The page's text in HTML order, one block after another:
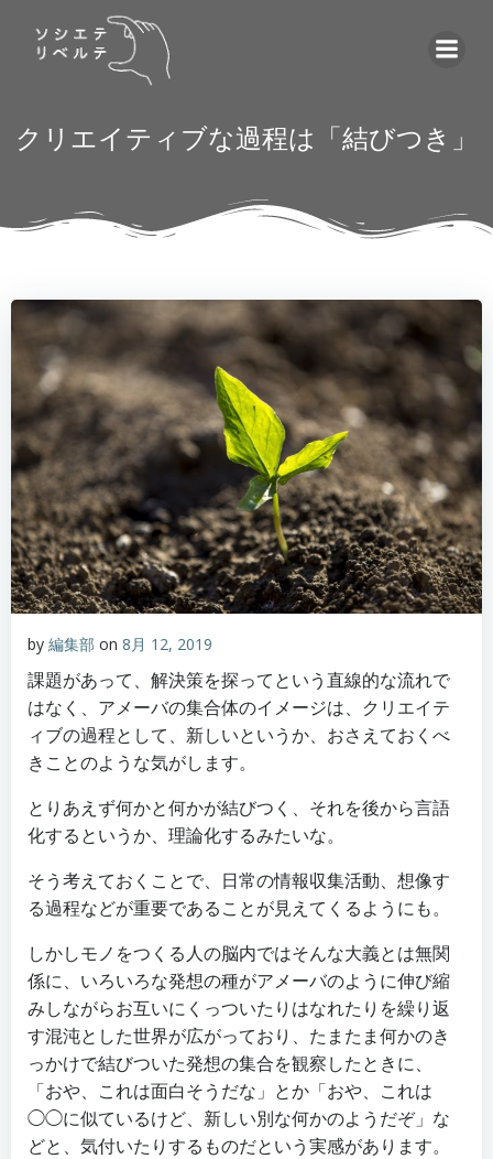
へ
キ
ッ
クリエイティブな過程は「結びつき」
by 編集部 on 8月 12, 2019
課題があって、解決策を探ってという直線的な流れで
はなく、アメーバの集合体のイメージは、クリエイテ
ィブの過程として、新しいというか、おさえておくべ
きことのような気がします。
とりあえず何かと何かが結びつく、それを後から言語
化するというか、理論化するみたいな。
そう考えておくことで、日常の情報収集活動、想像す
る過程などが重要であることが見えてくるようにも。
しかしモノをつくる人の脳内ではそんな大義とは無関
係に、いろいろな発想の種がアメーバのように伸び縮
みしながらお互いにくっついたりはなれたりを繰り返
す混沌とした世界が広がっており、たまたま何かのき
っかけで結びついた発想の集合を観察したときに、
「おや、これは面白そうだな」とか「おや、これは
◯◯に似ているけど、新しい別な何かのようだぞ」な
どと、気付いたりするものだという実感があります。